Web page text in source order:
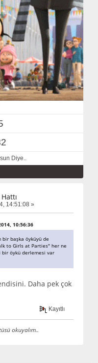
Diye..
14:51:08 »
10:56:36
bir başka öyküyü de
to Girls at Parties" her ne
bir öykü derlemesi var
Daha pek çok
Kayıtlı
okuyalım..